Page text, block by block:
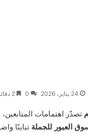
24 يناير، 2026 0
تصدّر اهتمامات
العبور للجملة تباينًا